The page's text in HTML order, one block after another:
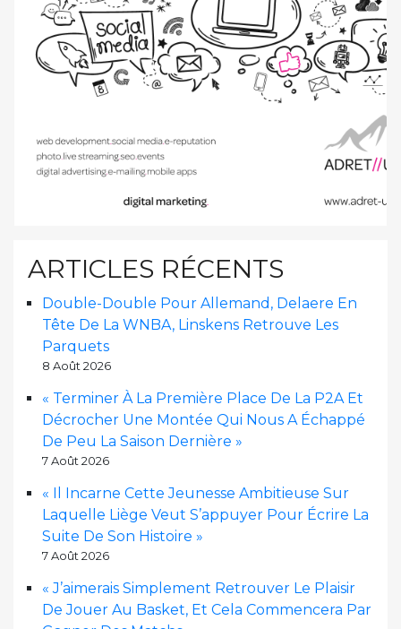
ARTICLES RÉCENTS
Double-Double Pour Allemand, Delaere En
Tête De La WNBA, Linskens Retrouve Les
Parquets
8 Août 2026
« Terminer À La Première Place De La P2A Et
Décrocher Une Montée Qui Nous A Échappé
De Peu La Saison Dernière »
7 Août 2026
« Il Incarne Cette Jeunesse Ambitieuse Sur
Laquelle Liège Veut S’appuyer Pour Écrire La
Suite De Son Histoire »
7 Août 2026
« J’aimerais Simplement Retrouver Le Plaisir
De Jouer Au Basket, Et Cela Commencera Par